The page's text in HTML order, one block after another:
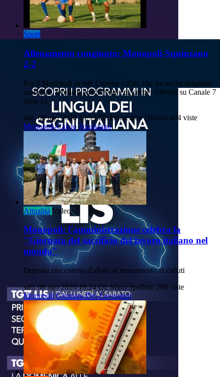
Sport
Allenamento congiunto: Monopoli-Squinzano
2-2
Per il Monopoli in rete Capone e Fall, che ha anche sbagliato
un rigore. Domani amichevole col Lecce: differita su Canale 7
dalle 21
sab, 08 ago 2026 19:53 Di: Domenico Dicarlo 604 viste
Monopoli-Calcio Squinzano
Attualità Video
Monopoli: l'amministrazione celebra la
"Giornata del sacrificio del lavoro italiano nel
mondo"
Deposta una corona d'alloro al monumento ai caduti
sab, 08 ago 2026 18:24 Di: Mino Spalluto 298 viste
Monopoli Giornata-Dei-Lavoratori